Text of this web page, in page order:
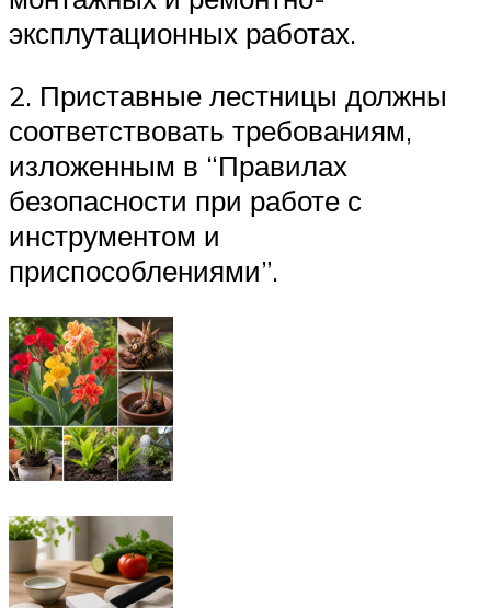
эксплутационных работах.
2. Приставные лестницы должны
соответствовать требованиям,
изложенным в “Правилах
безопасности при работе с
инструментом и
приспособлениями”.